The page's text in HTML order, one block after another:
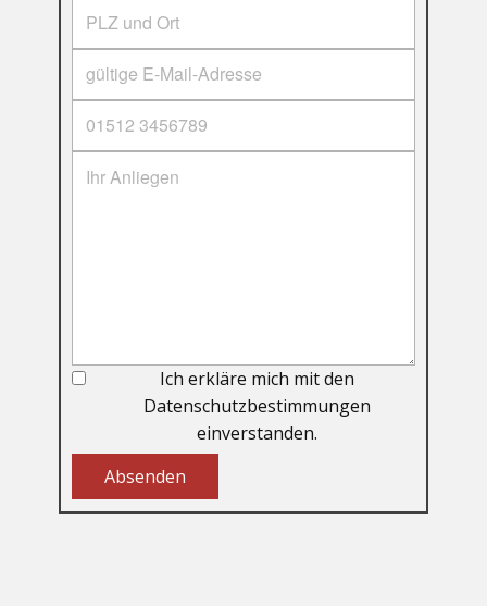
Ich erkläre mich mit den
Datenschutzbestimmungen
einverstanden.
Absenden